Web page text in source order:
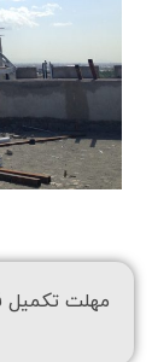
مهلت تکمیل